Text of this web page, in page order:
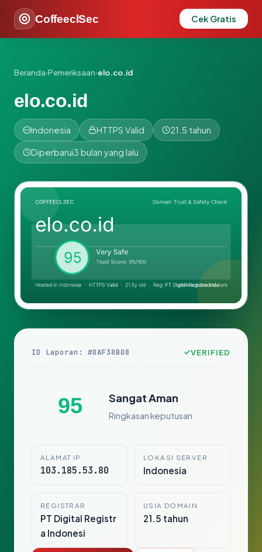
CoffeeclSec Cek Gratis
Beranda›Pemeriksaan›elo.co.id
elo.co.id
Indonesia HTTPS Valid 21.5 tahun
Diperbarui3 bulan yang lalu
ID Laporan: #0AF38B08 VERIFIED
95 Sangat Aman
Ringkasan keputusan
ALAMAT IP
103.185.53.80
LOKASI SERVER
Indonesia
REGISTRAR
PT Digital Registr
a Indonesi
USIA DOMAIN
21.5 tahun